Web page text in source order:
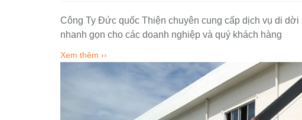
Công Ty Đức quốc Thiện chuyên cung cấp dịch vụ di
nhanh gọn cho các doanh nghiệp và quý khách hàng
Xem thêm ››